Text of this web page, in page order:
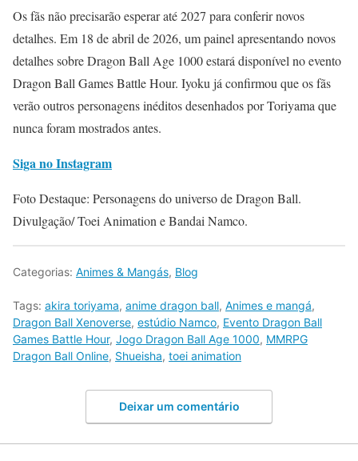
Os fãs não precisarão esperar até 2027 para conferir novos
detalhes. Em 18 de abril de 2026, um painel apresentando novos
detalhes sobre Dragon Ball Age 1000 estará disponível no evento
Dragon Ball Games Battle Hour. Iyoku já confirmou que os fãs
verão outros personagens inéditos desenhados por Toriyama que
nunca foram mostrados antes.
Siga no Instagram
Foto Destaque: Personagens do universo de Dragon Ball.
Divulgação/ Toei Animation e Bandai Namco.
Categorias: Animes & Mangás, Blog
Tags: akira toriyama, anime dragon ball, Animes e mangá,
Dragon Ball Xenoverse, estúdio Namco, Evento Dragon Ball
Games Battle Hour, Jogo Dragon Ball Age 1000, MMRPG
Dragon Ball Online, Shueisha, toei animation
Deixar um comentário